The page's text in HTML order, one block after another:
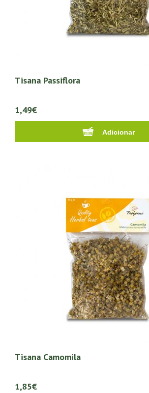
Tisana Passiflora
1,49€
Tisana Camomila
1,85€